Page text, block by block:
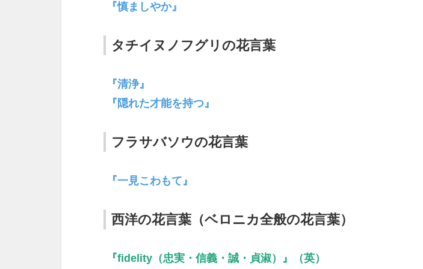
『慎ましやか』
タチイヌノフグリの花言葉
『清浄』
『隠れた才能を持つ』
フラサバソウの花言葉
『一見こわもて』
西洋の花言葉（ベロニカ全般の花言葉）
『fidelity（忠実・信義・誠・貞淑）』（英）